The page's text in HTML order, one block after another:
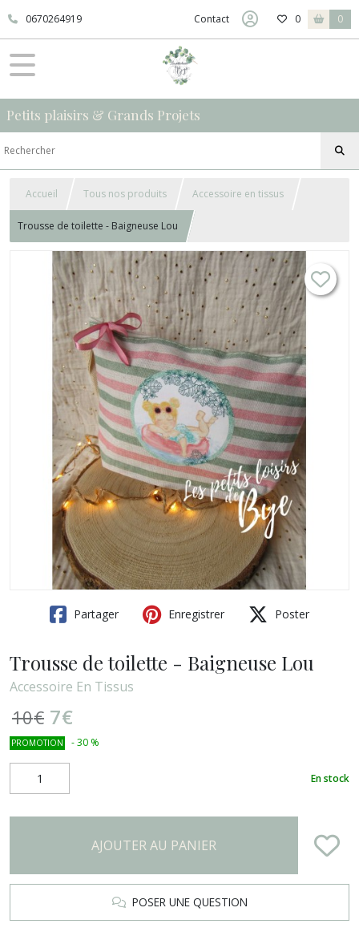
0670264919 Contact 0 0
Petits plaisirs & Grands Projets
Accueil Tous nos produits Accessoire en tissus
Trousse de toilette - Baigneuse Lou
Partager Enregistrer Poster
Trousse de toilette - Baigneuse Lou
Accessoire En Tissus
10€ 7€
PROMOTION -30 %
En stock
AJOUTER AU PANIER
POSER UNE QUESTION